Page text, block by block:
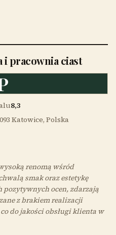
i pracownia ciast
8,3
Katowice, Polska
renomą wśród
smak oraz estetykę
ocen, zdarzają
z brakiem realizacji
do jakości obsługi klienta w